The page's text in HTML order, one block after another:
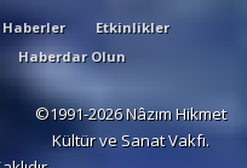
Haberler
Etkinlikler
Haberdar Olun
©1991-2026 Nâzım Hikmet
Kültür ve Sanat Vakfı.